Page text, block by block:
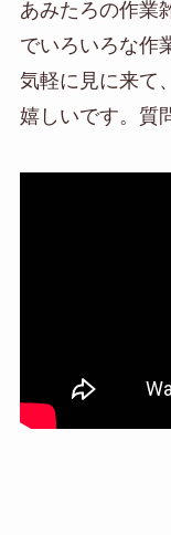
あみたろの作業
でいろいろな作
気軽に見に来て
嬉しいです。質